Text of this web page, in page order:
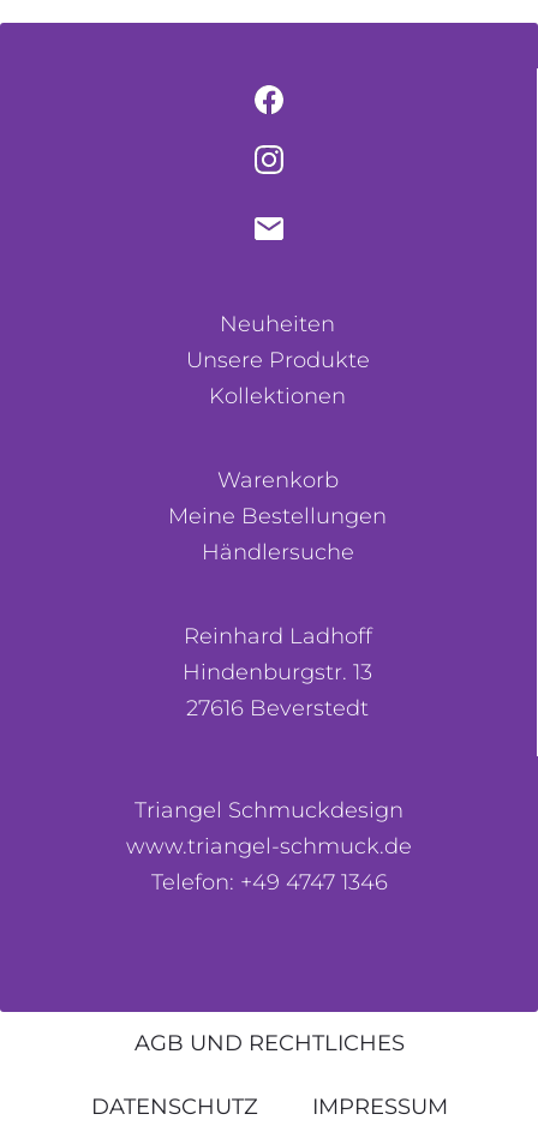
Neuheiten
Unsere Produkte
Kollektionen
Warenkorb
Meine Bestellungen
Händlersuche
Reinhard Ladhoff
Hindenburgstr. 13
27616 Beverstedt
Triangel Schmuckdesign
www.triangel-schmuck.de
Telefon: +49 4747 1346
AGB UND RECHTLICHES
DATENSCHUTZ IMPRESSUM